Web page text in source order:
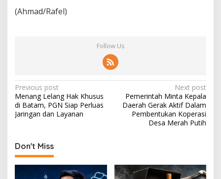
(Ahmad/Rafel)
Follow Us
P
o
s
n
a
v
Previous post
Menang Lelang Hak Khusus
di Batam, PGN Siap Perluas
Jaringan dan Layanan
Next post
Pemerintah Minta Kepala
Daerah Gerak Aktif Dalam
Pembentukan Koperasi
Desa Merah Putih
Don't Miss